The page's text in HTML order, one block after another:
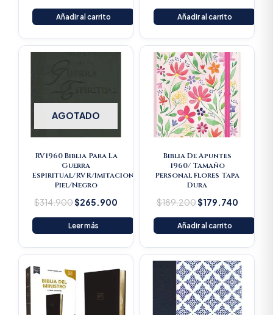
Añadir al carrito Añadir al carrito
AGOTADO
RV1960 Biblia Para La
Guerra
Espiritual/RVR/Imitacion
Piel/Negro
$314.900
Original
$314.900.
$265.900
Current
$265.900.
Leer más
Biblia De Apuntes
1960/ Tamaño
Personal Flores Tapa
Dura
$189.200
Original
price
was:
$189.200.
$179.740
Current
price
Añadir al carrito
price
was:
$193.500.
Current
price
is:
$183.825.